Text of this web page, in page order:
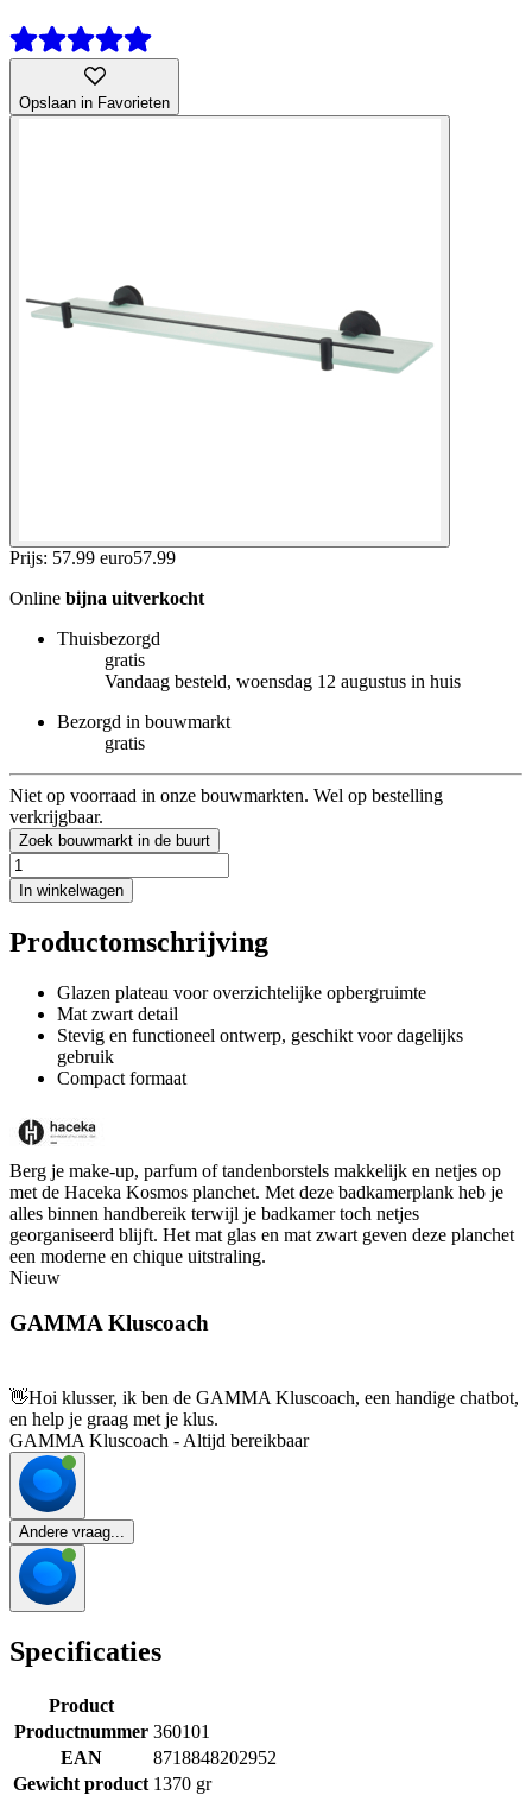
Opslaan in Favorieten
Prijs: 57.99 euro57.99
Online bijna uitverkocht
Thuisbezorgd
gratis
Vandaag besteld, woensdag 12 augustus in huis
Bezorgd in bouwmarkt
gratis
Niet op voorraad in onze bouwmarkten. Wel op bestelling
verkrijgbaar.
Zoek bouwmarkt in de buurt
In winkelwagen
Productomschrijving
Glazen plateau voor overzichtelijke opbergruimte
Mat zwart detail
Stevig en functioneel ontwerp, geschikt voor dagelijks
gebruik
Compact formaat
Berg je make-up, parfum of tandenborstels makkelijk en netjes op
met de Haceka Kosmos planchet. Met deze badkamerplank heb je
alles binnen handbereik terwijl je badkamer toch netjes
georganiseerd blijft. Het mat glas en mat zwart geven deze planchet
een moderne en chique uitstraling.
Nieuw
GAMMA Kluscoach
👋Hoi klusser, ik ben de GAMMA Kluscoach, een handige chatbot,
en help je graag met je klus.
GAMMA Kluscoach - Altijd bereikbaar
Andere vraag...
Specificaties
Product
Productnummer 360101
EAN
8718848202952
Gewicht product 1370 gr